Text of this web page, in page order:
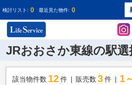
検討リスト: 0 最近見た物件: 0
JRおおさか東線の駅選
該当物件数 12件 販売数 3 件 1